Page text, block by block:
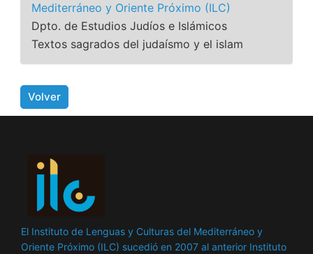
Mediterráneo y Oriente Próximo (ILC)
Dpto. de Estudios Judíos e Islámicos
Textos sagrados del judaísmo y el islam
Volver
El Instituto de Lenguas y Culturas del Mediterráneo y
Oriente Próximo (ILC) sucedió en 2007 al anterior Instituto